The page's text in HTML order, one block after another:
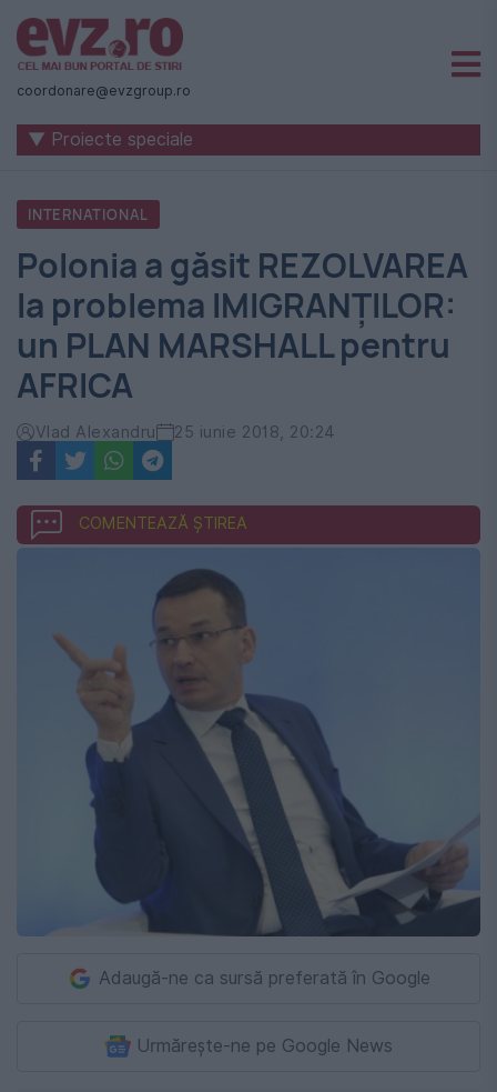
Știri
naționale
internaționale
România
-
Evenimentul
Zilei
coordonare@evzgroup.ro
▼ Proiecte speciale
INTERNATIONAL
Polonia a găsit REZOLVAREA
la problema IMIGRANȚILOR:
un PLAN MARSHALL pentru
AFRICA
Vlad Alexandru 25 iunie 2018, 20:24
COMENTEAZĂ ȘTIREA
Adaugă-ne ca sursă preferată în Google
Urmărește-ne pe Google News